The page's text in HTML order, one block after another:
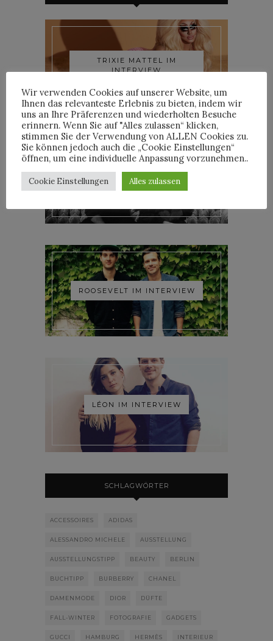
TRIXIE MATTEL IM
INTERVIEW
YOANN LEMOINE AKA
WOODKID IM INTERVIEW
ROOSEVELT IM INTERVIEW
LÉON IM INTERVIEW
SCHLAGWÖRTER
ACCESSOIRES ADIDAS
ALESSANDRO MICHELE AUSSTELLUNG
AUSSTELLUNGSTIPP BEAUTY BERLIN
BUCHTIPP BURBERRY CHANEL
DAMENMODE DIOR DÜFTE
FALL-WINTER FOTOGRAFIE GADGETS
GUCCI HAMBURG HERMÈS INTERIEUR
Wir verwenden Cookies auf unserer Website, um
Ihnen das relevanteste Erlebnis zu bieten, indem wir
uns an Ihre Präferenzen und wiederholten Besuche
erinnern. Wenn Sie auf "Alles zulassen“ klicken,
stimmen Sie der Verwendung von ALLEN Cookies zu.
Sie können jedoch auch die „Cookie Einstellungen“
öffnen, um eine individuelle Anpassung vorzunehmen..
Cookie Einstellungen Alles zulassen